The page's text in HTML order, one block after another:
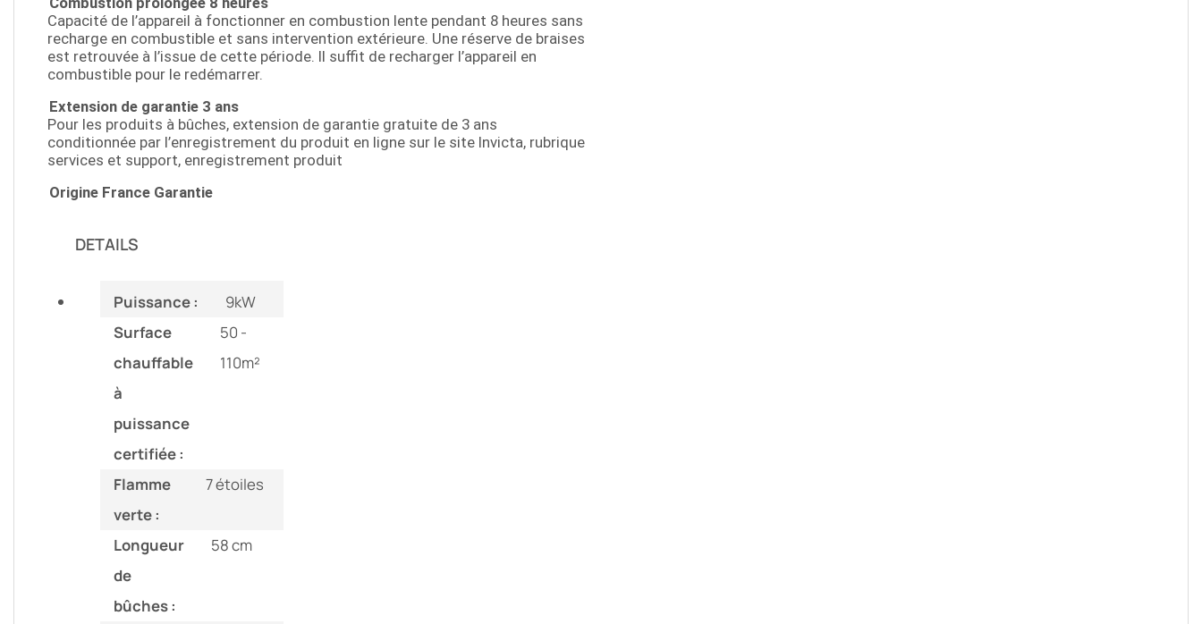
Capacité de l’appareil à fonctionner en combustion lente pendant 8 heures sans
recharge en combustible et sans intervention extérieure. Une réserve de braises
est retrouvée à l’issue de cette période. Il suffit de recharger l’appareil en
combustible pour le redémarrer.
Extension de garantie 3 ans
Pour les produits à bûches, extension de garantie gratuite de 3 ans
conditionnée par l’enregistrement du produit en ligne sur le site Invicta, rubrique
services et support, enregistrement produit
Origine France Garantie
DETAILS
Puissance :
9kW
Surface
chauffable
à
puissance
certifiée :
50 -
110m²
Flamme
verte :
7 étoiles
Longueur
de
bûches :
58 cm